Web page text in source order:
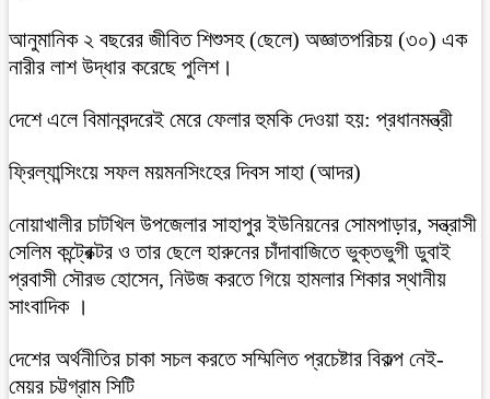
আনুমানিক ২ বছরের জীবিত শিশুসহ (ছেলে) অজ্ঞাতপরিচয় (৩০) এক
নারীর লাশ উদ্ধার করেছে পুলিশ।
দেশে এলে বিমানবন্দরেই মেরে ফেলার হুমকি দেওয়া হয়: প্রধানমন্ত্রী
ফ্রিল্যান্সিংয়ে সফল ময়মনসিংহের দিবস সাহা (আদর)
নোয়াখালীর চাটখিল উপজেলার সাহাপুর ইউনিয়নের সোমপাড়ার, সন্ত্রাসী
সেলিম কন্ট্রেক্টর ও তার ছেলে হারুনের চাঁদাবাজিতে ভুক্তভুগী ডুবাই
প্রবাসী সৌরভ হোসেন, নিউজ করতে গিয়ে হামলার শিকার স্থানীয়
সাংবাদিক ।
দেশের অর্থনীতির চাকা সচল করতে সম্মিলিত প্রচেষ্টার বিকল্প নেই-
মেয়র চট্টগ্রাম সিটি